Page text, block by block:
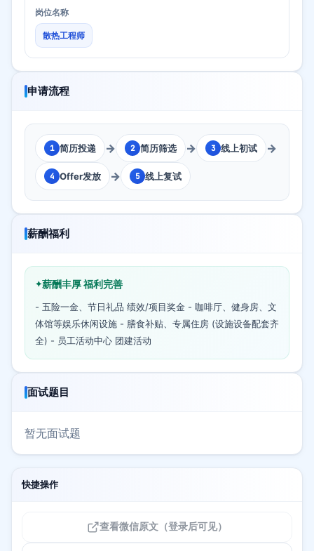
岗位名称
散热工程师
申请流程
1 简历投递 → 2 简历筛选 → 3 线上初试 →
4 Offer发放 → 5 线上复试
薪酬福利
薪酬丰厚 福利完善
- 五险一金、节日礼品 绩效/项目奖金 - 咖啡厅、健身房、文
体馆等娱乐休闲设施 - 膳食补贴、专属住房 (设施设备配套齐
全) - 员工活动中心 团建活动
面试题目
暂无面试题
快捷操作
查看微信原文（登录后可见）